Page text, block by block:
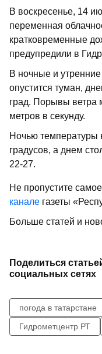
В воскресенье, 14
переменная
кратковременные
предупредили в
В ночные и
опустится туман,
град. Порывы ветра
метров в секунду.
Ночью температуры
градусов, а днем
22-27.
Не пропустите
канале газеты
Больше статей и
Поделиться
социальных сетях
погода в татарстане
Гидрометцентр РТ